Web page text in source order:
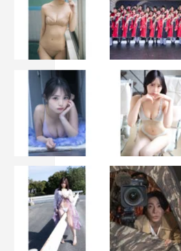
いかと思いますが、そこは作品の
いただけたら幸いです！（笑）」
木曜劇場『ルパンの娘』
フジテレビ系
毎週（木）後10時～10時54分
©フジテレビ
深田恭子 瀬戸康史